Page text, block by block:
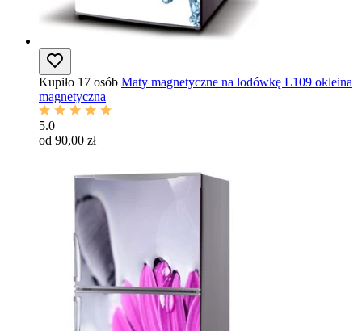
Kupiło 17 osób Maty magnetyczne na lodówkę L109 okleina
magnetyczna
5.0
od 90,00 zł